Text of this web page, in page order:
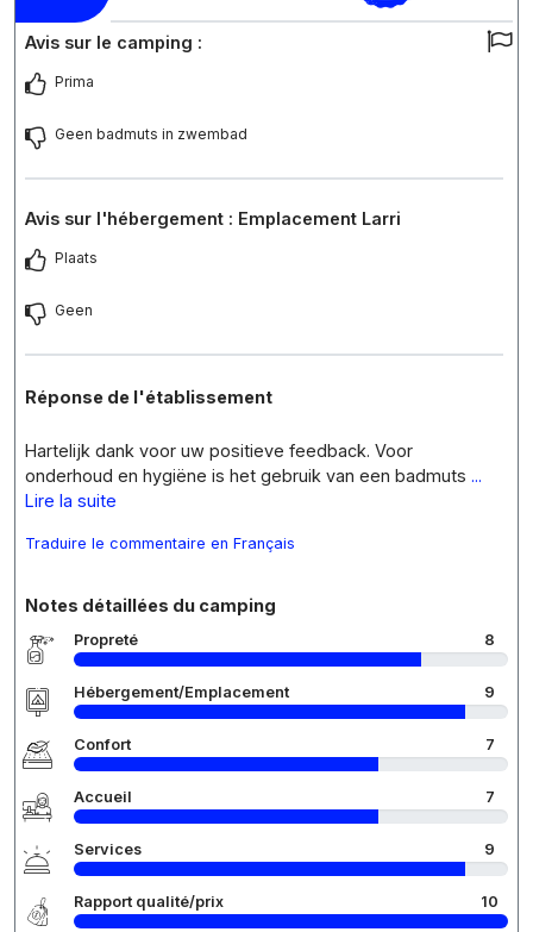
Avis sur le camping :
Prima
Geen badmuts in zwembad
Avis sur l'hébergement : Emplacement Larri
Plaats
Geen
Réponse de l'établissement
Hartelijk dank voor uw positieve feedback. Voor
onderhoud en hygiëne is het gebruik van een badmuts ...
Lire la suite
Traduire le commentaire en Français
Notes détaillées du camping
Propreté 8
Hébergement/Emplacement 9
Confort 7
Accueil 7
Services 9
Rapport qualité/prix 10